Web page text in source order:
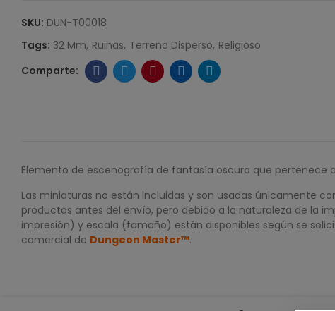
SKU: DUN-T00018
Tags: 32 Mm Ruinas Terreno Disperso Religioso
Elemento de escenografía de fantasía oscura que pertenece
Las miniaturas no están incluidas y son usadas únicamente
productos antes del envío, pero debido a la naturaleza de la
impresión) y escala (tamaño) están disponibles según se
comercial de Dungeon Master™.